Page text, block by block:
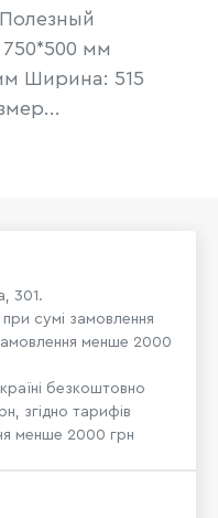
мм
Ширина: 515
301.
сумі замовлення
менше 2000
безкоштовно
згідно тарифів
менше 2000 грн